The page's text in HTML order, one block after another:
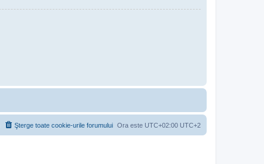
Ora este UTC+02:00 UTC+2
Şterge toate cookie-urile forumului